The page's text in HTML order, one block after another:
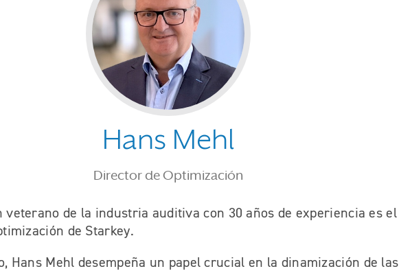
Hans Mehl
Director de Optimización
veterano de la industria auditiva con 30 años de experiencia es el
de Starkey.
Hans Mehl desempeña un papel crucial en la dinamización de las